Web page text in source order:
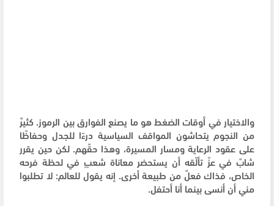
والاختيار في أوقات الضغط هو ما يصنع الفوارق بين الرموز. كثيرٌ
من النجوم يتحاشون المواقف السياسية درءًا للجدل وحفاظًا
على عقود الرعاية ومسار المسيرة، وهذا حقّهم. لكن حين يقرر
شابٌ في عزّ تألّقه أن يستحضر معاناة شعبٍ في لحظة فرحه
الخاص، فذاك فعلٌ من طبيعة أخرى. إنه يقول للعالم: لا تطلبوا
مني أن أنسى بينما أنا أحتفل.